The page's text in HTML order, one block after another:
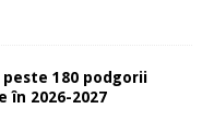
180 podgorii
în 2026-2027